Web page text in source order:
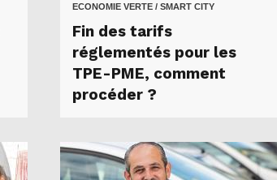
ECONOMIE VERTE / SMART CITY
Fin des tarifs
réglementés pour les
TPE-PME, comment
procéder ?